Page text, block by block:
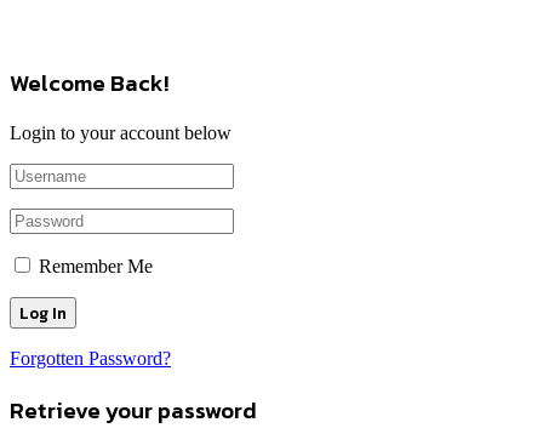
Welcome Back!
Login to your account below
Remember Me
Forgotten Password?
Retrieve your password